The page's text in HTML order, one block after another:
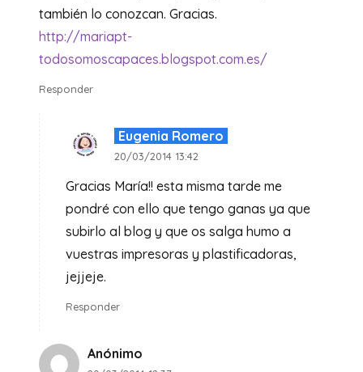
también lo conozcan. Gracias.
http://mariapt-
todosomoscapaces.blogspot.com.es/
Responder
Eugenia Romero
20/03/2014 13:42
Gracias María!! esta misma tarde me
pondré con ello que tengo ganas ya que
subirlo al blog y que os salga humo a
vuestras impresoras y plastificadoras,
jejjeje.
Responder
Anónimo